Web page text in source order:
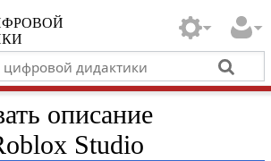
описание
Studio